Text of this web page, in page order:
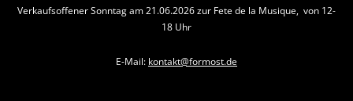
Verkaufsoffener Sonntag am 21.06.2026 zur Fete de la Musique, von 12-
18 Uhr
E-Mail: kontakt@formost.de